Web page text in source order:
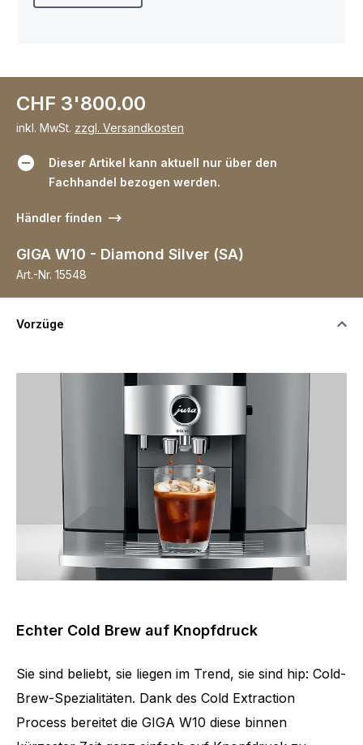
CHF 3'800.00
inkl. MwSt. zzgl. Versandkosten
Dieser Artikel kann aktuell nur über den
Fachhandel bezogen werden.
Händler finden
GIGA W10 - Diamond Silver (SA)
Art.-Nr. 15548
Vorzüge
Echter Cold Brew auf Knopfdruck
Sie sind beliebt, sie liegen im Trend, sie sind hip: Cold-
Brew-Spezialitäten. Dank des Cold Extraction
Process bereitet die GIGA W10 diese binnen